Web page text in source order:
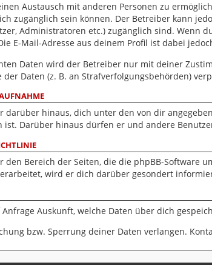
Austausch mit anderen Personen zu
zugänglich sein können. Der Betreiber kann
Administratoren etc.) zugänglich sind. Wenn
E-Mail-Adresse aus deinem Profil ist dabei
Daten wird der Betreiber nur mit deiner
der Daten (z. B. an Strafverfolgungsbehörden)
darüber hinaus, dich unter den von dir
ist. Darüber hinaus dürfen er und andere
den Bereich der Seiten, die die phpBB-Software
wird er dich darüber gesondert
Auskunft, welche Daten über dich
bzw. Sperrung deiner Daten verlangen.